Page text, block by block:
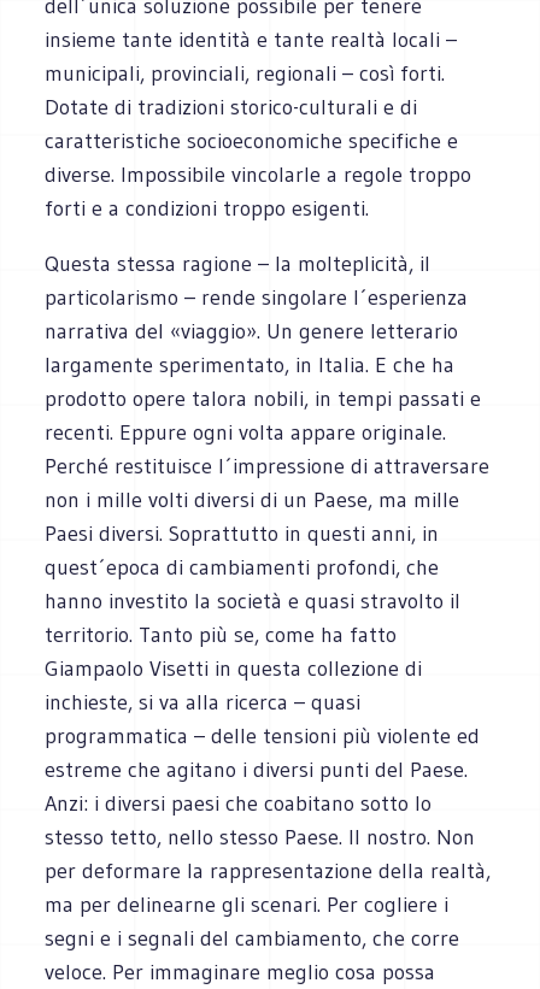
dell´unica soluzione possibile per tenere
insieme tante identità e tante realtà locali –
municipali, provinciali, regionali – così forti.
Dotate di tradizioni storico-culturali e di
caratteristiche socioeconomiche specifiche e
diverse. Impossibile vincolarle a regole troppo
forti e a condizioni troppo esigenti.
Questa stessa ragione – la molteplicità, il
particolarismo – rende singolare l´esperienza
narrativa del «viaggio». Un genere letterario
largamente sperimentato, in Italia. E che ha
prodotto opere talora nobili, in tempi passati e
recenti. Eppure ogni volta appare originale.
Perché restituisce l´impressione di attraversare
non i mille volti diversi di un Paese, ma mille
Paesi diversi. Soprattutto in questi anni, in
quest´epoca di cambiamenti profondi, che
hanno investito la società e quasi stravolto il
territorio. Tanto più se, come ha fatto
Giampaolo Visetti in questa collezione di
inchieste, si va alla ricerca – quasi
programmatica – delle tensioni più violente ed
estreme che agitano i diversi punti del Paese.
Anzi: i diversi paesi che coabitano sotto lo
stesso tetto, nello stesso Paese. Il nostro. Non
per deformare la rappresentazione della realtà,
ma per delinearne gli scenari. Per cogliere i
segni e i segnali del cambiamento, che corre
veloce. Per immaginare meglio cosa possa